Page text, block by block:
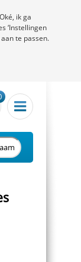
ik ga
‘Instellingen
te passen.